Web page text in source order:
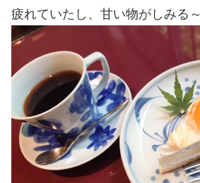
疲れていたし、甘い物がしみる～